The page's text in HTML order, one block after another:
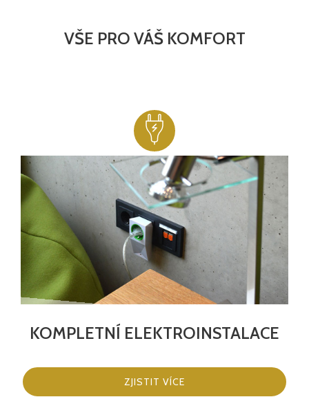
VŠE PRO VÁŠ KOMFORT
KOMPLETNÍ ELEKTROINSTALACE
ZJISTIT VÍCE